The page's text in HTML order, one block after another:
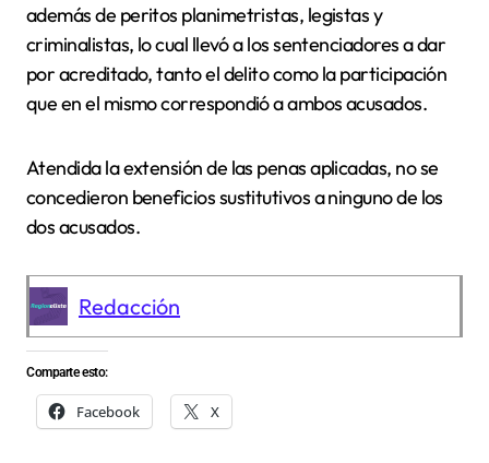
además de peritos planimetristas, legistas y
criminalistas, lo cual llevó a los sentenciadores a dar
por acreditado, tanto el delito como la participación
que en el mismo correspondió a ambos acusados.
Atendida la extensión de las penas aplicadas, no se
concedieron beneficios sustitutivos a ninguno de los
dos acusados.
Redacción
Comparte esto:
Facebook X